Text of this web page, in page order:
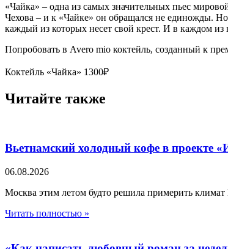
«Чайка» – одна из самых значительных пьес
Чехова – и к «Чайке» он обращался не единожды.
каждый из которых несет свой крест. И в каждом
Попробовать в Avero mio коктейль, созданный к
Коктейль «Чайка» 1300₽
Читайте также
Вьетнамский холодный кофе в проекте
06.08.2026
Москва этим летом будто решила примерить
Читать полностью »